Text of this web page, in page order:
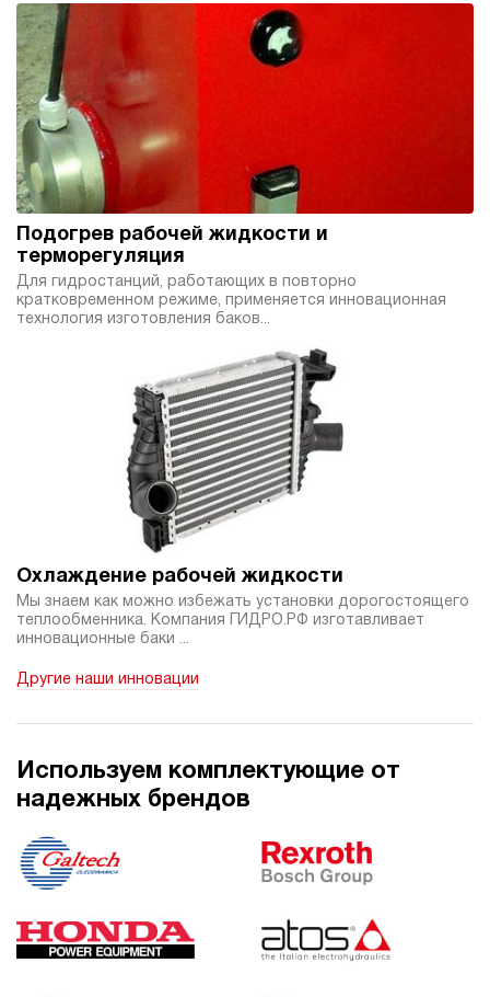
Подогрев рабочей жидкости и
терморегуляция
Для гидростанций, работающих в повторно
кратковременном режиме, применяется инновационная
технология изготовления баков...
Охлаждение рабочей жидкости
Мы знаем как можно избежать установки дорогостоящего
теплообменника. Компания ГИДРО.РФ изготавливает
инновационные баки ...
Другие наши инновации
Используем комплектующие от
надежных брендов